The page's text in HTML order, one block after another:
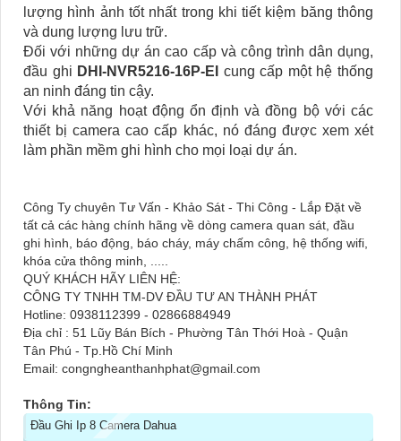
lượng hình ảnh tốt nhất trong khi tiết kiệm băng thông
và dung lượng lưu trữ.
Đối với những dự án cao cấp và công trình dân dụng,
đầu ghi DHI-NVR5216-16P-EI
cung cấp một hệ thống
an ninh đáng tin cậy.
Với khả năng hoạt động ổn định và đồng bộ với các
thiết bị camera cao cấp khác, nó đáng được xem xét
làm phần mềm ghi hình cho mọi loại dự án.
Công Ty chuyên Tư Vấn - Khảo Sát - Thi Công - Lắp Đặt về
tất cả các hàng chính hãng về dòng camera quan sát, đầu
ghi hình, báo động, báo cháy, máy chấm công, hệ thống wifi,
khóa cửa thông minh, .....
QUÝ KHÁCH HÃY LIÊN HỆ:
CÔNG TY TNHH TM-DV ĐẦU TƯ AN THÀNH PHÁT
Hotline: 0938112399 - 02866884949
Địa chỉ : 51 Lũy Bán Bích - Phường Tân Thới Hoà - Quận
Tân Phú - Tp.Hồ Chí Minh
Email: congngheanthanhphat@gmail.com
Thông Tin:
Đầu Ghi Ip 8 Camera Dahua